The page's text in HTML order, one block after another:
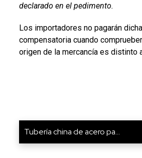
declarado en el pedimento.
Los importadores no pagarán
compensatoria cuando
origen de la mercancía es distinto
Tubería china de acero pa...